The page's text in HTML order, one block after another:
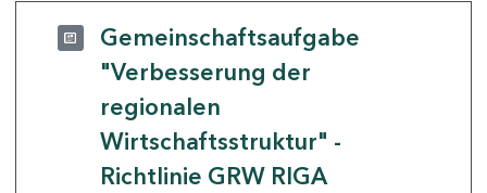
Gemeinschaftsaufgabe
"Verbesserung der
regionalen
Wirtschaftsstruktur" -
Richtlinie GRW RIGA